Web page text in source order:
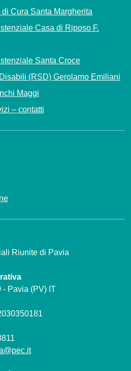
Cura Santa Margherita
Casa di Riposo F.
Santa Croce
(RSD) Gerolamo Emiliani
Maggi
– contatti
Riunite di Pavia
- Pavia (PV) IT